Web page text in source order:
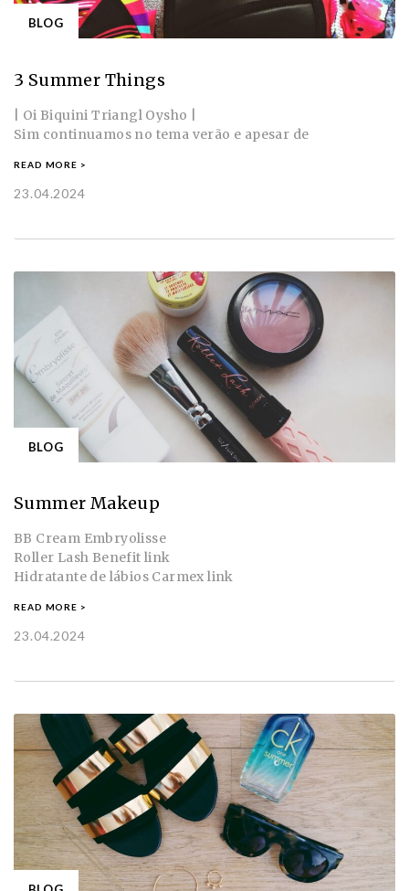
BLOG
3 Summer Things
| Oi Biquini Triangl Oysho |
Sim continuamos no tema verão e apesar de
READ MORE >
23.04.2024
BLOG
Summer Makeup
BB Cream Embryolisse
Roller Lash Benefit link
Hidratante de lábios Carmex link
READ MORE >
23.04.2024